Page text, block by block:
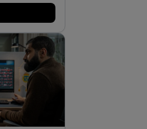
oss en
klienter väljer